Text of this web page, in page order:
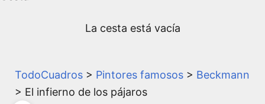
La cesta está vacía
TodoCuadros > Pintores famosos > Beckmann
> El infierno de los pájaros